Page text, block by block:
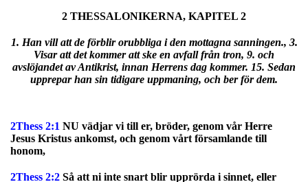
2 THESSALONIKERNA, KAPITEL 2
1. Han vill att de förblir orubbliga i den mottagna sanningen., 3.
Visar att det kommer att ske en avfall från tron, 9. och
avslöjandet av Antikrist, innan Herrens dag kommer. 15. Sedan
upprepar han sin tidigare uppmaning, och ber för dem.
2Thess 2:1 NU vädjar vi till er, bröder, genom vår Herre
Jesus Kristus ankomst, och genom vårt församlande till
honom,
2Thess 2:2 Så att ni inte snart blir upprörda i sinnet, eller